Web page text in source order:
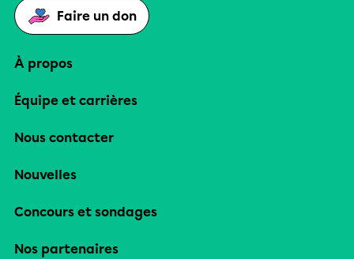
Faire un don
À propos
Équipe et carrières
Nous contacter
Nouvelles
Concours et sondages
Nos partenaires